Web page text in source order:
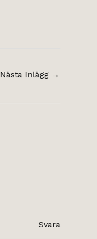
Nästa Inlägg →
Svara